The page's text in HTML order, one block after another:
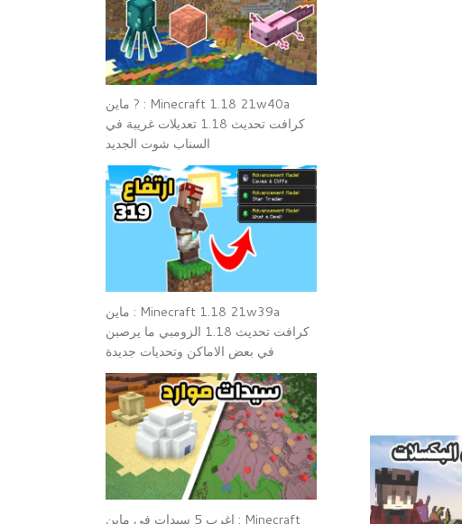
Minecraft 1.18 21w40a : ? ماين
كرافت تحديث 1.18 تعديلات غريبة في
السناب شوت الجديد
Minecraft 1.18 21w39a : ماين
كرافت تحديث 1.18 الزومبي ما يرصبن
في بعض الاماكن وتحديات جديدة
Minecraft : اغرب 5 سيدات في ماين